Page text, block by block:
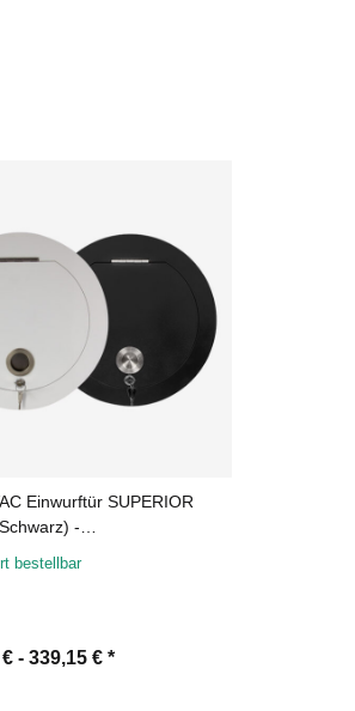
Einwurftür SUPERIOR
-
bestellbar
- 339,15 € *